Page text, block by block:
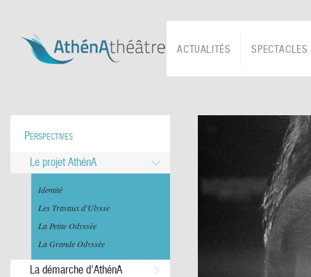
SPECTACLES
ACTUALITÉS
Perspectives
Le projet AthénA
Identité
Les Travaux d'Ulysse
La Petite Odyssée
La Grande Odyssée
La démarche d'AthénA